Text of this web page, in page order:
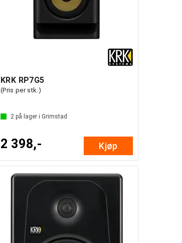
KRK RP7G5
(Pris per stk.)
2 på lager i Grimstad
2 398,- Kjøp